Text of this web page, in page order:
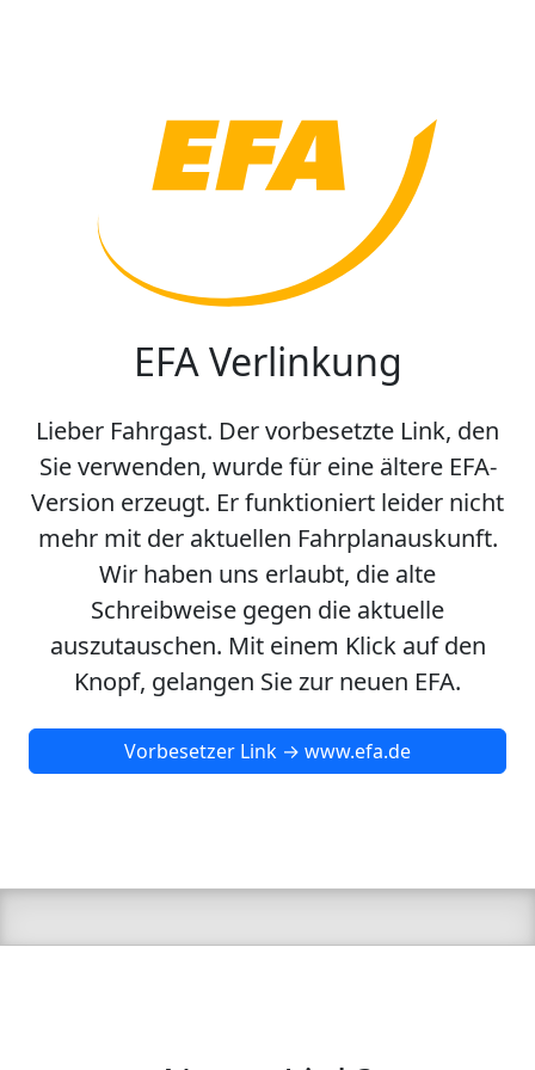
EFA Verlinkung
Lieber Fahrgast. Der vorbesetzte Link, den
Sie verwenden, wurde für eine ältere EFA-
Version erzeugt. Er funktioniert leider nicht
mehr mit der aktuellen Fahrplanauskunft.
Wir haben uns erlaubt, die alte
Schreibweise gegen die aktuelle
auszutauschen. Mit einem Klick auf den
Knopf, gelangen Sie zur neuen EFA.
Vorbesetzer Link → www.efa.de